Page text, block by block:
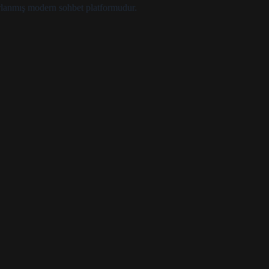
modern sohbet platformudur.